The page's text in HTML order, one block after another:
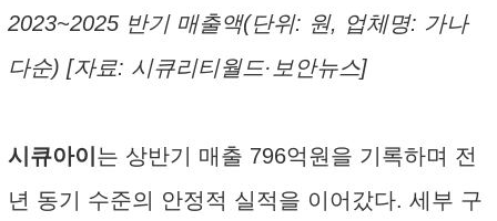
2023~2025 반기 매출액(단위: 원, 업체명: 가나
다순) [자료: 시큐리티월드·보안뉴스]
시큐아이 는 상반기 매출 796억원을 기록하며 전
년 동기 수준의 안정적 실적을 이어갔다. 세부 구